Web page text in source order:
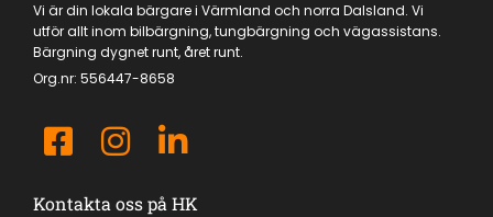
Vi är din lokala bärgare i Värmland och norra Dalsland. Vi
utför allt inom bilbärgning, tungbärgning och vägassistans.
Bärgning dygnet runt, året runt.
Org.nr: 556447-8658
Kontakta oss på HK